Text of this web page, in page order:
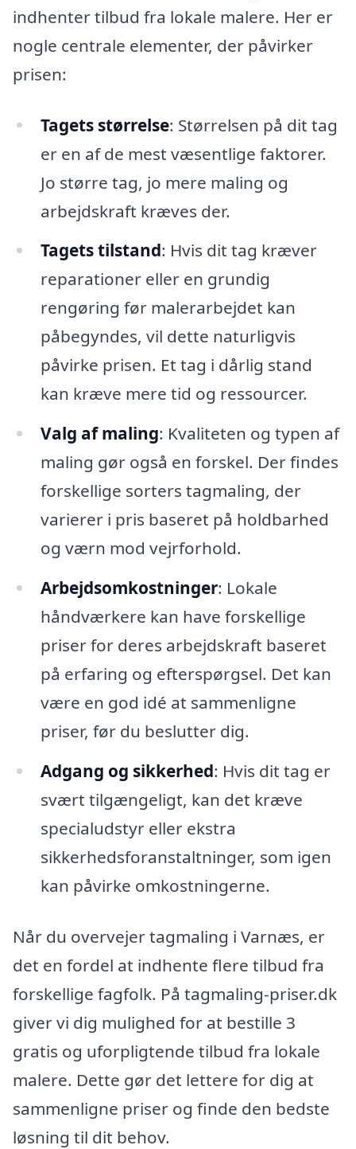
indhenter tilbud fra lokale malere. Her er
nogle centrale elementer, der påvirker
prisen:
Tagets størrelse: Størrelsen på dit tag
er en af de mest væsentlige faktorer.
Jo større tag, jo mere maling og
arbejdskraft kræves der.
Tagets tilstand: Hvis dit tag kræver
reparationer eller en grundig
rengøring før malerarbejdet kan
påbegyndes, vil dette naturligvis
påvirke prisen. Et tag i dårlig stand
kan kræve mere tid og ressourcer.
Valg af maling: Kvaliteten og typen af
maling gør også en forskel. Der findes
forskellige sorters tagmaling, der
varierer i pris baseret på holdbarhed
og værn mod vejrforhold.
Arbejdsomkostninger: Lokale
håndværkere kan have forskellige
priser for deres arbejdskraft baseret
på erfaring og efterspørgsel. Det kan
være en god idé at sammenligne
priser, før du beslutter dig.
Adgang og sikkerhed: Hvis dit tag er
svært tilgængeligt, kan det kræve
specialudstyr eller ekstra
sikkerhedsforanstaltninger, som igen
kan påvirke omkostningerne.
Når du overvejer tagmaling i Varnæs, er
det en fordel at indhente flere tilbud fra
forskellige fagfolk. På tagmaling-priser.dk
giver vi dig mulighed for at bestille 3
gratis og uforpligtende tilbud fra lokale
malere. Dette gør det lettere for dig at
sammenligne priser og finde den bedste
løsning til dit behov.